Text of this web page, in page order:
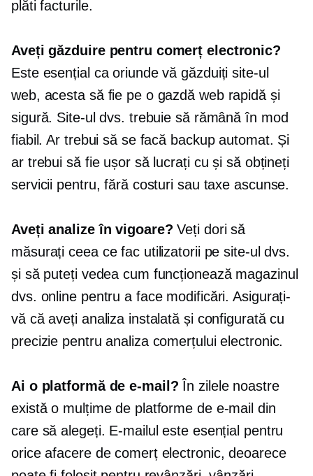
plăti facturile.
Aveți găzduire pentru comerț electronic?
Este esențial ca oriunde vă găzduiți site-ul
web, acesta să fie pe o gazdă web rapidă și
sigură. Site-ul dvs. trebuie să rămână în mod
fiabil. Ar trebui să se facă backup automat. Și
ar trebui să fie ușor să lucrați cu și să obțineți
servicii pentru, fără costuri sau taxe ascunse.
Aveți analize în vigoare? Veți dori să
măsurați ceea ce fac utilizatorii pe site-ul dvs.
și să puteți vedea cum funcționează magazinul
dvs. online pentru a face modificări. Asigurați-
vă că aveți analiza instalată și configurată cu
precizie pentru analiza comerțului electronic.
Ai o platformă de e-mail? În zilele noastre
există o mulțime de platforme de e-mail din
care să alegeți. E-mailul este esențial pentru
orice afacere de comerț electronic, deoarece